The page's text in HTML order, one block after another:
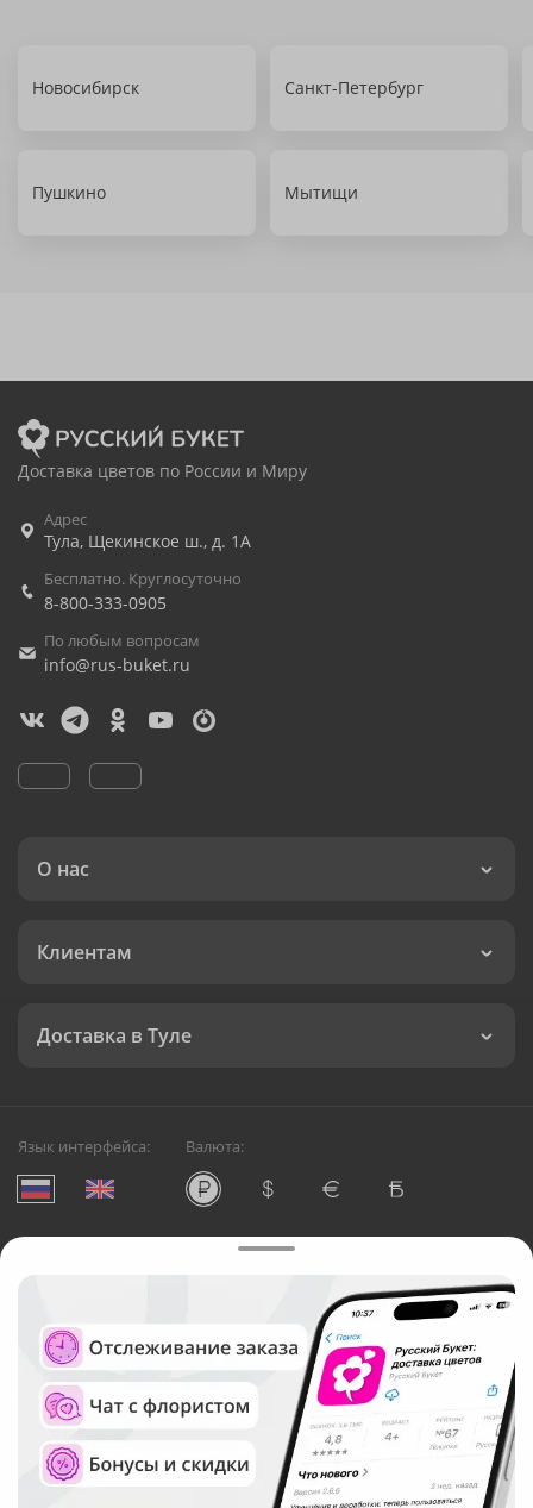
Новосибирск Санкт-Петербург
Пушкино Мытищи
Доставка цветов по России и Миру
Адрес
Тула, Щекинское ш., д. 1А
Бесплатно. Круглосуточно
8-800-333-0905
По любым вопросам
info@rus-buket.ru
О нас
Клиентам
Доставка в Туле
Язык интерфейса: Валюта:
Служба круглосуточной доставки цветов в Туле
Русский Букет, 2026
Общество с ограниченной ответственностью «Технология»
ОГРН: 1195476081745, ИНН: 5410081997
Юридический адрес: г. Новосибирск, ул. Ипподромская,
д.42, оф. 3
Рейтинг Русского букета